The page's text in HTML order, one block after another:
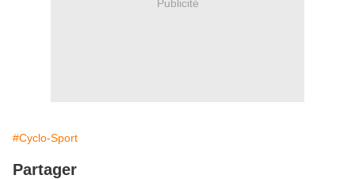
Publicité
#Cyclo-Sport
Partager